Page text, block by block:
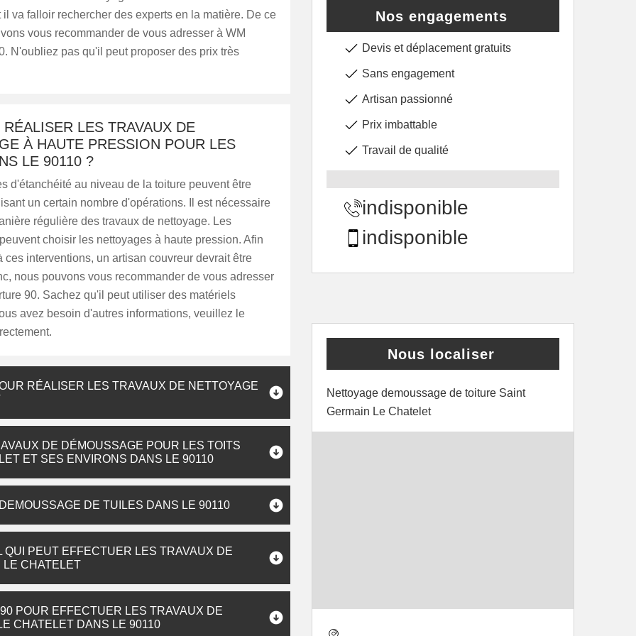
va falloir rechercher des experts en la matière. De ce
vous recommander de vous adresser à WM
N'oubliez pas qu'il peut proposer des prix très
LES TRAVAUX DE
À HAUTE PRESSION POUR LES
LE 90110 ?
d'étanchéité au niveau de la toiture peuvent être
un certain nombre d'opérations. Il est nécessaire
régulière des travaux de nettoyage. Les
choisir les nettoyages à haute pression. Afin
ces interventions, un artisan couvreur devrait être
nous pouvons vous recommander de vous adresser
90. Sachez qu'il peut utiliser des matériels
avez besoin d'autres informations, veuillez le
RÉALISER LES TRAVAUX DE NETTOYAGE
DE DÉMOUSSAGE POUR LES TOITS
ET SES ENVIRONS DANS LE 90110
DE TUILES DANS LE 90110
PEUT EFFECTUER LES TRAVAUX DE
LE CHATELET
POUR EFFECTUER LES TRAVAUX DE
CHATELET DANS LE 90110
Nos engagements
Devis et déplacement gratuits
Sans engagement
Artisan passionné
Prix imbattable
Travail de qualité
indisponible
indisponible
Nous localiser
Nettoyage demoussage de toiture Saint
Germain Le Chatelet